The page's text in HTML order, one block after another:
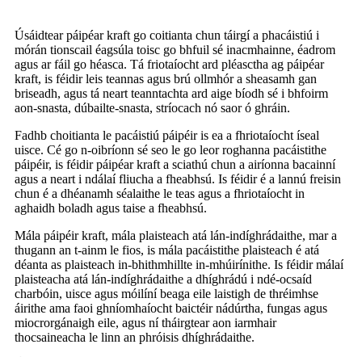
Úsáidtear páipéar kraft go coitianta chun táirgí a phacáistiú i
mórán tionscail éagsúla toisc go bhfuil sé inacmhainne, éadrom
agus ar fáil go héasca. Tá friotaíocht ard pléasctha ag páipéar
kraft, is féidir leis teannas agus brú ollmhór a sheasamh gan
briseadh, agus tá neart teanntachta ard aige bíodh sé i bhfoirm
aon-snasta, dúbailte-snasta, stríocach nó saor ó ghráin.
Fadhb choitianta le pacáistiú páipéir is ea a fhriotaíocht íseal
uisce. Cé go n-oibríonn sé seo le go leor roghanna pacáistithe
páipéir, is féidir páipéar kraft a sciathú chun a airíonna bacainní
agus a neart i ndálaí fliucha a fheabhsú. Is féidir é a lannú freisin
chun é a dhéanamh séalaithe le teas agus a fhriotaíocht in
aghaidh boladh agus taise a fheabhsú.
Mála páipéir kraft, mála plaisteach atá lán-indíghrádaithe, mar a
thugann an t-ainm le fios, is mála pacáistithe plaisteach é atá
déanta as plaisteach in-bhithmhillte in-mhúirínithe. Is féidir málaí
plaisteacha atá lán-indíghrádaithe a dhíghrádú i ndé-ocsaíd
charbóin, uisce agus móilíní beaga eile laistigh de thréimhse
áirithe ama faoi ghníomhaíocht baictéir nádúrtha, fungas agus
miocrorgánaigh eile, agus ní tháirgtear aon iarmhair
thocsaineacha le linn an phróisis dhíghrádaithe.